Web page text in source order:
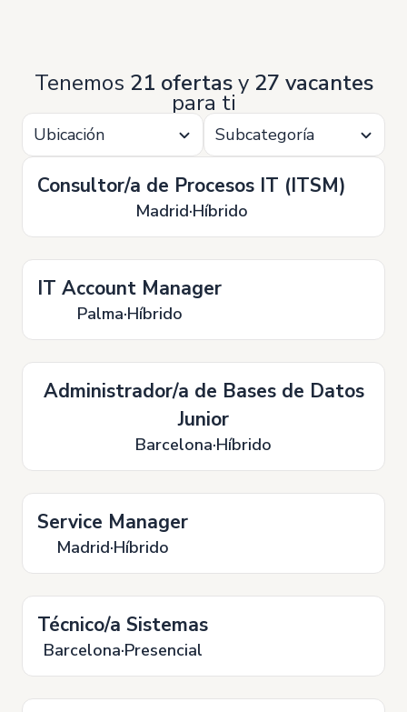
Tenemos 21 ofertasy 27 vacantes
para ti
Ubicación Subcategoría
Consultor/a de Procesos IT (ITSM)
Madrid Híbrido
IT Account Manager
Palma Híbrido
Administrador/a de Bases de Datos
Junior
Barcelona Híbrido
Service Manager
Madrid Híbrido
Técnico/a Sistemas
Barcelona Presencial